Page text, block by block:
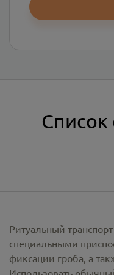
Список
Ритуальный
специальными
фиксации гроба, а
Использовать